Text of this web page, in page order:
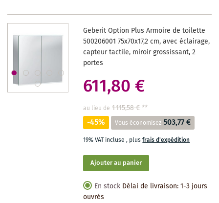
SOUHAITS
Geberit Option Plus Armoire de toilette
500206001 75x70x17,2 cm, avec éclairage,
capteur tactile, miroir grossissant, 2
portes
611,80 €
au lieu de 1 115,58 €**
-45% Vous économisez 503,77 €
19% VAT incluse, plusfrais d'expédition
Ajouter au panier
En stock Délai de livraison: 1-3 jours
ouvrés